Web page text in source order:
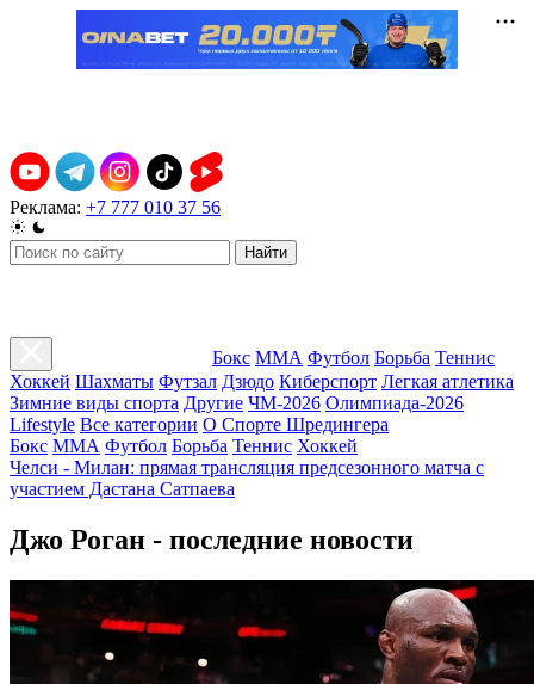
Реклама: +7 777 010 37 56
Найти
Бокс ММА Футбол Борьба Теннис
Хоккей Шахматы Футзал Дзюдо Киберспорт Легкая атлетика
Зимние виды спорта Другие ЧМ-2026 Олимпиада-2026
Lifestyle Все категории О Спорте Шредингера
Бокс ММА Футбол Борьба Теннис Хоккей
Челси - Милан: прямая трансляция предсезонного матча с
участием Дастана Сатпаева
Джо Роган - последние новости